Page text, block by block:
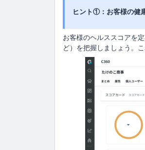
ヒント①：お客様の健
お客様のヘルススコアを
ど）を把握しましょう。